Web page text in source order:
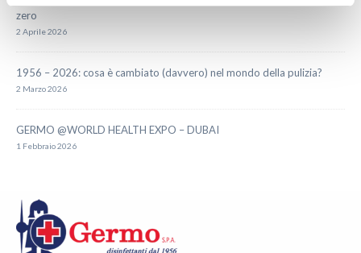
zero
2 Aprile 2026
1956 – 2026: cosa è cambiato (davvero) nel mondo della pulizia?
2 Marzo 2026
GERMO @WORLD HEALTH EXPO – DUBAI
1 Febbraio 2026